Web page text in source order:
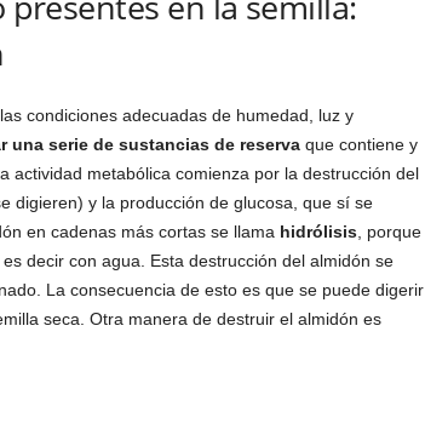
condiciones adecuadas de humedad, luz y
una serie de sustancias de reservaque contiene y
actividad metabólica comienza por la destrucción del
digieren) y la producción de glucosa, que sí se
en cadenas más cortas se llama hidrólisis, porque
decir con agua. Esta destrucción del almidón se
La consecuencia de esto es que se puede digerir
seca. Otra manera de destruir el almidón es